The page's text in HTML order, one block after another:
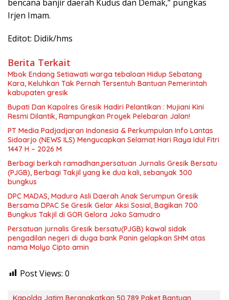
bencana banjir daerah Kudus dan Demak,” pungkas
Irjen Imam.
Editot: Didik/hms
Berita Terkait
Mbok Endang Setiawati warga tebaloan Hidup Sebatang
Kara, Keluhkan Tak Pernah Tersentuh Bantuan Pemerintah
kabupaten gresik
​Bupati Dan Kapolres Gresik Hadiri Pelantikan : Mujiani Kini
Resmi Dilantik, Rampungkan Proyek Pelebaran Jalan!
PT Media Padjadjaran Indonesia & Perkumpulan Info Lantas
Sidoarjo (NEWS ILS) Mengucapkan Selamat Hari Raya Idul Fitri
1447 H – 2026 M
Berbagi berkah ramadhan,persatuan Jurnalis Gresik Bersatu
(PJGB), Berbagi Takjil yang ke dua kali, sebanyak 300
bungkus
DPC MADAS, Madura Asli Daerah Anak Serumpun Gresik
Bersama DPAC Se Gresik Gelar Aksi Sosial, Bagikan 700
Bungkus Takjil di GOR Gelora Joko Samudro
Persatuan jurnalis Gresik bersatu(PJGB) kawal sidak
pengadilan negeri di duga bank Panin gelapkan SHM atas
nama Molyo Cipto amin
Post Views: 0
Kapolda Jatim Berangkatkan 50.789 Paket Bantuan